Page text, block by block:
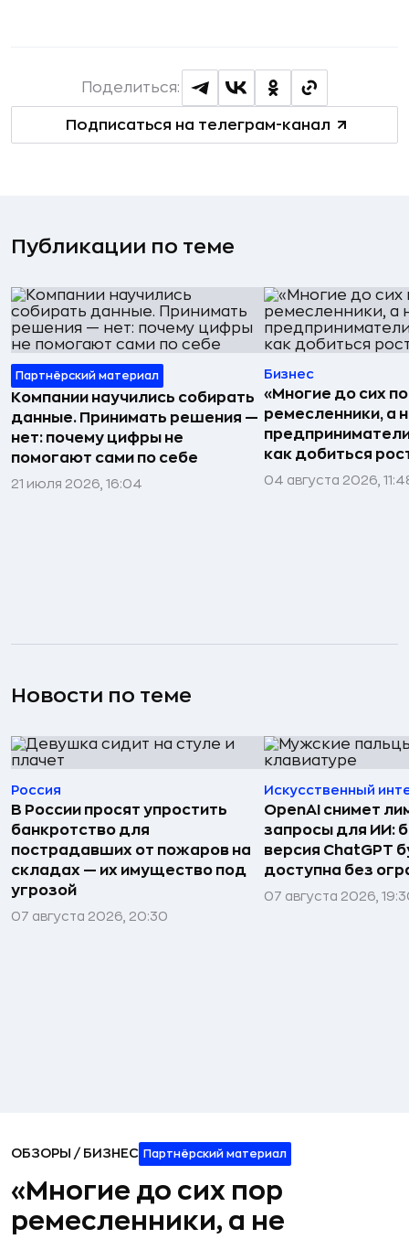
Подписаться на телеграм-канал
Поделиться:
Публикации по теме
Партнёрский материал
Компании научились собирать
данные. Принимать решения —
нет: почему цифры не
помогают сами по себе
21 июля 2026, 16:04
Бизнес
«Многие до сих
ремесленники, а
как добиться
04 августа 2026,
Новости по теме
Россия
В России просят упростить
банкротство для
пострадавших от пожаров на
складах — их имущество под
угрозой
07 августа 2026, 20:30
Искусственный
OpenAI снимет
запросы для ИИ:
версия ChatGPT
доступна без
07 августа 2026,
ОБЗОРЫ / БИЗНЕС Партнёрский материал
«Многие до сих пор
ремесленники, а не